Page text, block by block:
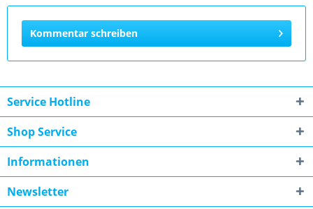
Kommentar schreiben
Service Hotline
Shop Service
Informationen
Newsletter